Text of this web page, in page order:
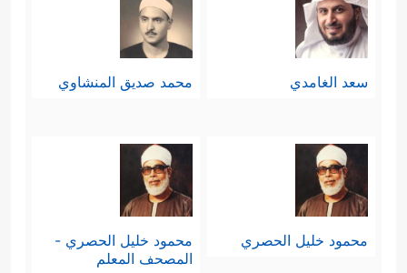
سعد الغامدي محمد صديق المنشاوي
محمود خليل الحصري
محمود خليل الحصري -
المصحف المعلم